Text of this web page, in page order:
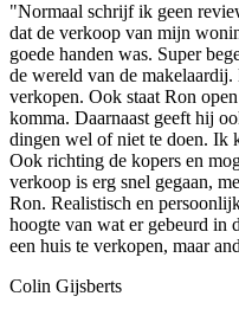
"Normaal schrijf ik geen
dat de verkoop van mijn
goede handen was. Super
de wereld van de
verkopen. Ook staat Ron
komma. Daarnaast geeft hij
dingen wel of niet te doen. Ik
Ook richting de kopers en
verkoop is erg snel gegaan,
Ron. Realistisch en
hoogte van wat er gebeurd in
een huis te verkopen, maar
Colin Gijsberts